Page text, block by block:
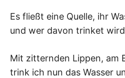
Es fließt eine Quelle, ihr
und wer davon trinket
Mit zitternden Lippen, am
trink ich nun das Wasser